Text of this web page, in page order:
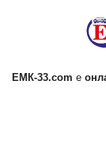
ЕМК-33.com е